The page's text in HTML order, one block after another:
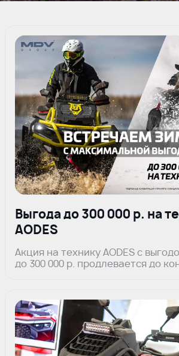
Выгода до 300 000 р. на
AODES
Акция на технику AODES с
до 300 000 р. продлевается до